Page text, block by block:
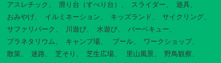
アスレチック 滑り台（すべり台） スライダー
遊具
おみやげ
イルミネーション キッズランド
サイクリング
サファリパーク
川遊び 水遊び
バーベキュー
プラネタリウム
キャンプ場 プール
ワークショップ
散策
迷路 芝そり 芝生広場 里山風景
野鳥観察